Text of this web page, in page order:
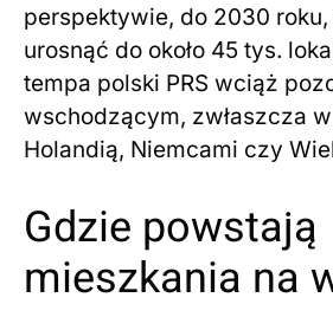
perspektywie, do 2030
urosnąć do około 45 tys.
tempa polski PRS wciąż
wschodzącym, zwłaszcza
Holandią, Niemcami czy
Gdzie powstają
mieszkania na